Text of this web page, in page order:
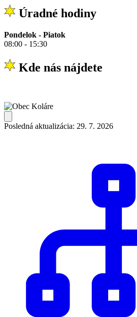
Úradné hodiny
Pondelok - Piatok
08:00 - 15:30
Kde nás nájdete
Posledná aktualizácia: 29. 7. 2026